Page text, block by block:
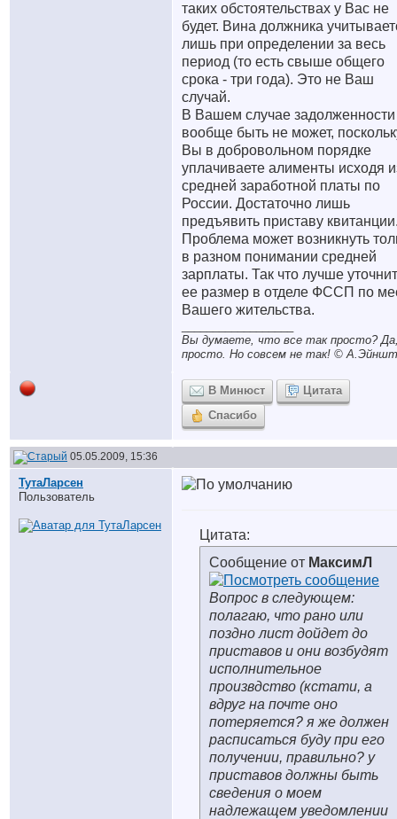
таких обстоятельствах у Вас не
будет. Вина должника
лишь при определении за весь
период (то есть свыше общего
срока - три года). Это не Ваш
случай.
В Вашем случае задолженности
вообще быть не может,
Вы в добровольном порядке
уплачиваете алименты исходя
средней заработной платы по
России. Достаточно лишь
предъявить приставу
Проблема может возникнуть
в разном понимании средней
зарплаты. Так что лучше
ее размер в отделе ФССП по
Вашего жительства.
Вы думаете, что все так просто?
просто. Но совсем не так! ©
В Минюст
Цитата
Спасибо
05.05.2009, 15:36
ТутаЛарсен
Пользователь
Цитата:
Сообщение от МаксимЛ
Вопрос в следующем:
полагаю, что рано или
поздно лист дойдет до
приставов и они возбудят
исполнительное
произвдство (кстати, а
вдруг на почте оно
потеряется? я же должен
расписаться буду при его
получении, правильно? у
приставов должны быть
сведения о моем
надлежащем уведомлении